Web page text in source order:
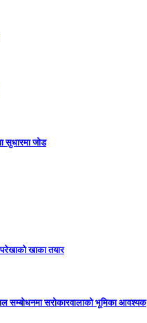
सुधारमा जाेड
खाका तयार
सम्बोधनमा सरोकारवालाको भूमिका आवश्यक